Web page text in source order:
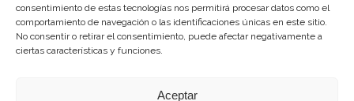
consentimiento de estas tecnologías nos permitirá procesar datos como el
comportamiento de navegación o las identificaciones únicas en este sitio.
No consentir o retirar el consentimiento, puede afectar negativamente a
ciertas características y funciones.
Aceptar
Regulador es financiada, parcialmente, por el Gobierno de
Canarias